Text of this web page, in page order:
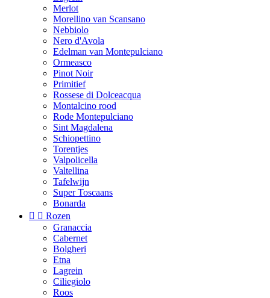
Merlot
Morellino van Scansano
Nebbiolo
Nero d'Avola
Edelman van Montepulciano
Ormeasco
Pinot Noir
Primitief
Rossese di Dolceacqua
Montalcino rood
Rode Montepulciano
Sint Magdalena
Schiopettino
Torentjes
Valpolicella
Valtellina
Tafelwijn
Super Toscaans
Bonarda
  Rozen
Granaccia
Cabernet
Bolgheri
Etna
Lagrein
Ciliegiolo
Roos